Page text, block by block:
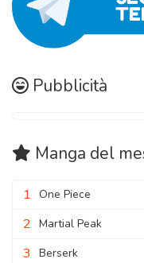
Pubblicità
Manga del
1 One Piece
2 Martial Peak
3 Berserk